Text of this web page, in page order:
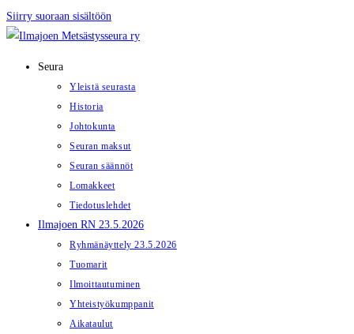
Siirry suoraan sisältöön
Seura
Yleistä seurasta
Historia
Johtokunta
Seuran maksut
Seuran säännöt
Lomakkeet
Tiedotuslehdet
Ilmajoen RN 23.5.2026
Ryhmänäyttely 23.5.2026
Tuomarit
Ilmoittautuminen
Yhteistyökumppanit
Aikataulut